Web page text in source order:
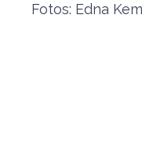
Fotos: Edna